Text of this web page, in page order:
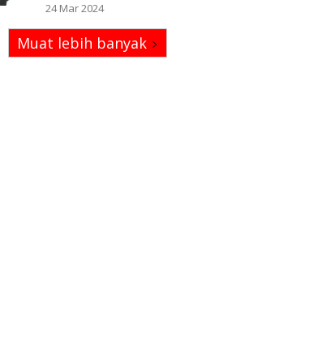
24 Mar 2024
Muat lebih banyak